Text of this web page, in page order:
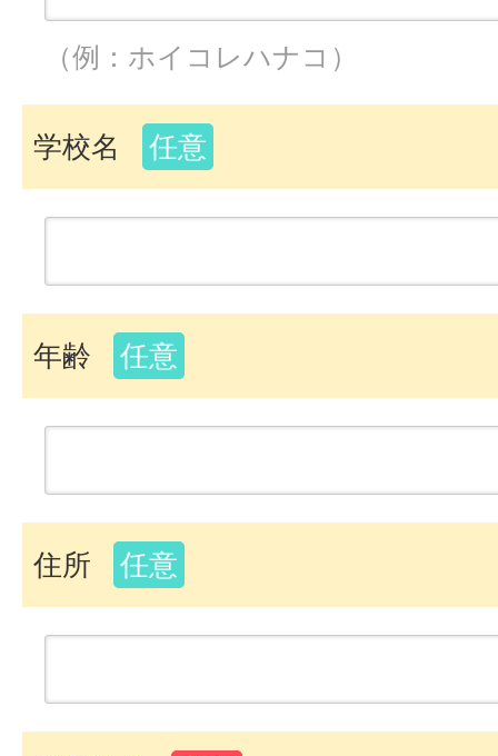
（例：ホイコレハナコ）
学校名 任意
年齢 任意
住所 任意